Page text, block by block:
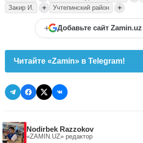
Закир И. + Учтепинский район +
+ Добавьте сайт
Читайте «Zamin» в Telegram!
Nodirbek Razzokov
«ZAMIN.UZ» редактор